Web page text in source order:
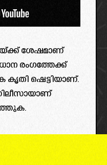
ശേഷമാണ്
രംഗത്തേക്ക്
കൃതി ഷെട്ടിയാണ്.